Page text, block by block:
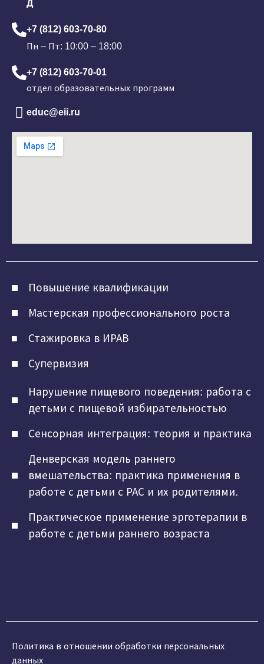
Д
+7 (812) 603-70-80
Пн – Пт: 10:00 – 18:00
+7 (812) 603-70-01
отдел образовательных программ
educ@eii.ru
Повышение квалификации
Мастерская профессионального роста
Стажировка в ИРАВ
Супервизия
Нарушение пищевого поведения: работа с
детьми с пищевой избирательностью
Сенсорная интеграция: теория и практика
Денверская модель раннего
вмешательства: практика применения в
работе с детьми с РАС и их родителями.
Практическое применение эрготерапии в
работе с детьми раннего возраста
Политика в отношении обработки персональных
данных